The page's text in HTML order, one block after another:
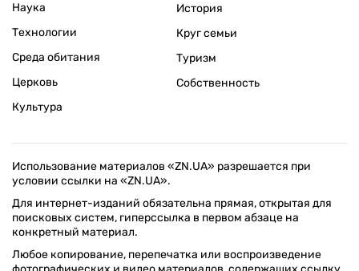
Наука
Технологии
Среда обитания
Церковь
Культура
История
Круг семьи
Туризм
Собственность
Использование материалов «ZN.UA» разрешается при
условии ссылки на «ZN.UA».
Для интернет-изданий обязательна прямая, открытая для
поисковых систем, гиперссылка в первом абзаце на
конкретный материал.
Любое копирование, перепечатка или воспроизведение